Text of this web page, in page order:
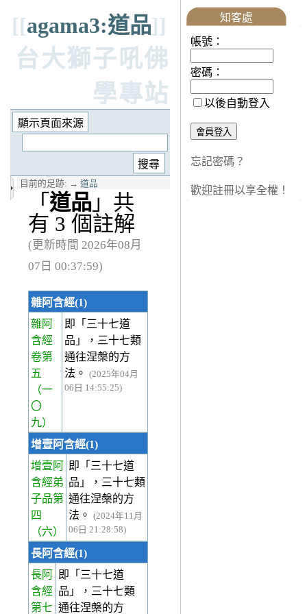
[[agama3:道品]]
台大獅子吼佛
學專站
目前的足跡: → 道品
「 道品 」共
有 3 個註解
(更新時間 2026年08月
07日 00:37:59)
雜阿含經(1)
雜阿
含經
卷第
五
（一
〇
九）
即「三十七道
品」，三十七類
通往涅槃的方
法。
(2025年04月
06日 14:55:25)
增壹阿含經(1)
增壹阿
含經弟
子品第
四
（六）
即「三十七道
品」，三十七類
通往涅槃的方
法。
(2024年11月
06日 21:28:58)
長阿含經(1)
長阿
含經
第七
即「三十七道
品」，三十七類
通往涅槃的方
知客處
帳號：
密碼：
以後自動登入
忘記密碼？
歡迎註冊以享全權！